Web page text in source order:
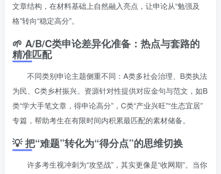
文章结构，在材料基础上自然融入亮点，让申论从“勉强及
格”转向“稳定高分”。
🌱 A/B/C类申论差异化准备：热点与套路的
精准匹配
不同类别申论主题侧重不同：A类多社会治理、B类执法
为民、C类乡村振兴。资源针对性提供对应金句与范文，如B
类“学大手笔文章，得申论高分”，C类“产业兴旺”“生态宜居”
专篇，帮助考生在有限时间内积累最匹配的素材储备。
💡 把“难题”转化为“得分点”的思维切换
许多考生视冲刺为“攻坚战”，其实更像是“收网期”。当你